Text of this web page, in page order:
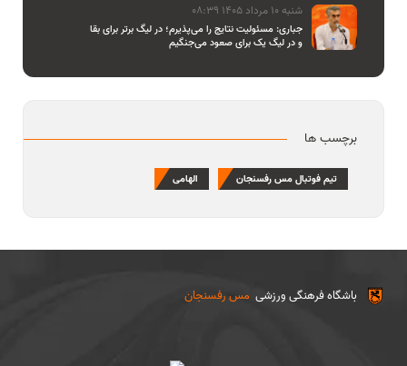
شنبه 10 مرداد 1405 08:39
جباری: مسئولیت نتایج را می‌پذیرم؛ در لیگ برتر برای بقا
و در لیگ یک برای صعود می‌جنگیم
برچسب ها
تیم فوتبال مس رفسنجان الهامی
مس رفسنجان باشگاه فرهنگی ورزشی